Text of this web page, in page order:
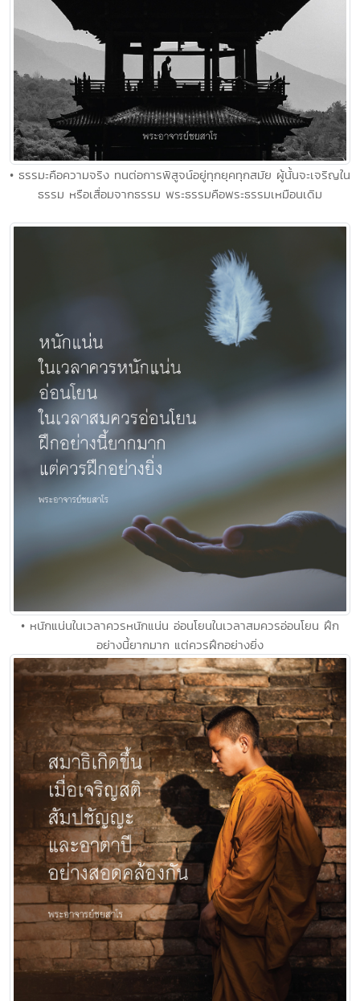
• ธรรมะคือความจริง ทนต่อการพิสูจน์อยู่ทุกยุคทุกสมัย ผู้นั้นจะเจริญใน
ธรรม หรือเสื่อมจากธรรม พระธรรมคือพระธรรมเหมือนเดิม
• หนักแน่นในเวลาควรหนักแน่น อ่อนโยนในเวลาสมควรอ่อนโยน ฝึก
อย่างนี้ยากมาก แต่ควรฝึกอย่างยิ่ง